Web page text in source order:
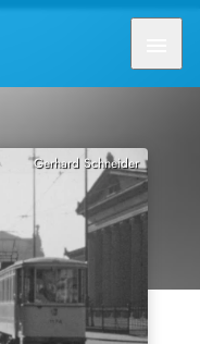
Gerhard Schneider